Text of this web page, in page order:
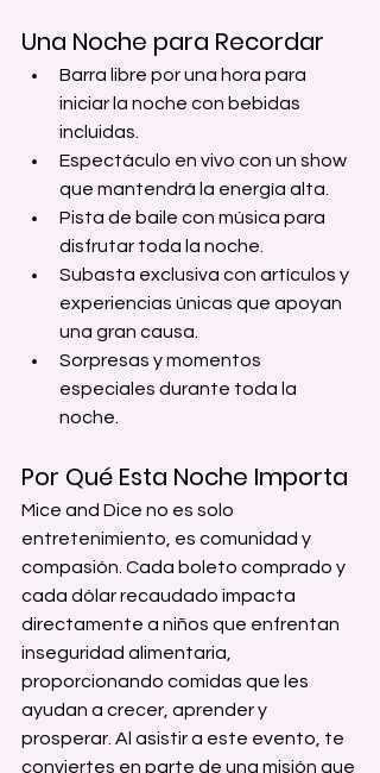
Una Noche para Recordar
Barra libre por una hora para
iniciar la noche con bebidas
incluidas.
Espectáculo en vivo con un show
que mantendrá la energía alta.
Pista de baile con música para
disfrutar toda la noche.
Subasta exclusiva con artículos y
experiencias únicas que apoyan
una gran causa.
Sorpresas y momentos
especiales durante toda la
noche.
Por Qué Esta Noche Importa
Mice and Dice no es solo
entretenimiento, es comunidad y
compasión. Cada boleto comprado y
cada dólar recaudado impacta
directamente a niños que enfrentan
inseguridad alimentaria,
proporcionando comidas que les
ayudan a crecer, aprender y
prosperar. Al asistir a este evento, te
conviertes en parte de una misión que